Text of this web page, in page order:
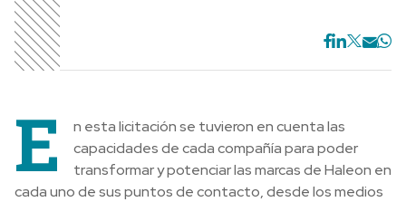
E
n esta licitación se tuvieron en cuenta las
capacidades de cada compañía para poder
transformar y potenciar las marcas de Haleon en
cada uno de sus puntos de contacto, desde los medios